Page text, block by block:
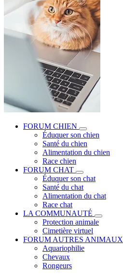
FORUM CHIEN
Éduquer son chien
Santé du chien
Alimentation du chien
Race chien
FORUM CHAT
Éduquer son chat
Santé du chat
Alimentation du chat
Race chat
LA COMMUNAUTÉ
Protection animale
Cimetière virtuel
FORUM AUTRES ANIMAUX
Aquariophilie
Chevaux
Rongeurs